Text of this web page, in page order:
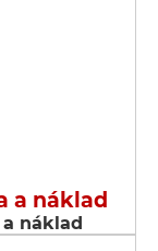
a náklad
náklad